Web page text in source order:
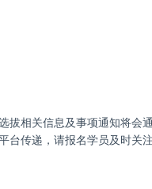
拔相关信息及事项通知将会
台传递，请报名学员及时关注